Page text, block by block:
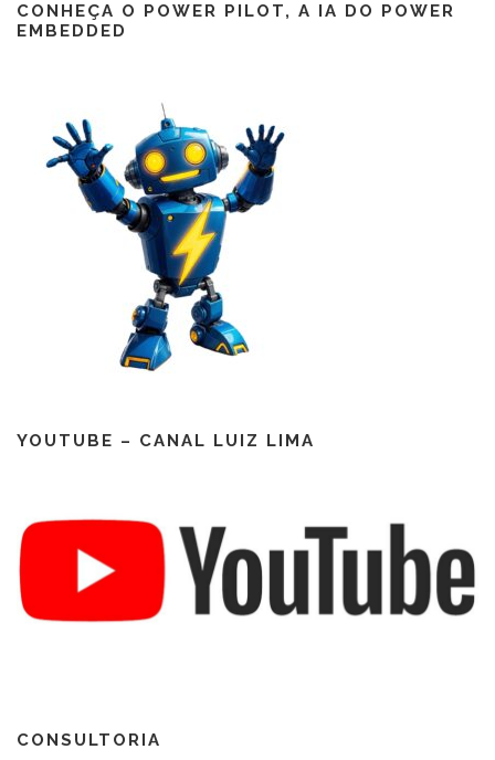
CONHEÇA O POWER PILOT, A IA DO POWER
EMBEDDED
YOUTUBE – CANAL LUIZ LIMA
CONSULTORIA